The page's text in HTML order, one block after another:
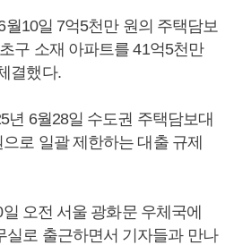
월10일 7억5천만 원의 주택담보
구 소재 아파트를 41억5천만
결했다.
년 6월28일 수도권 주택담보대
로 일괄 제한하는 대출 규제
오전 서울 광화문 우체국에
실로 출근하면서 기자들과 만나